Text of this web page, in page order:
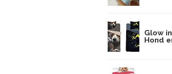
Glow
Hond